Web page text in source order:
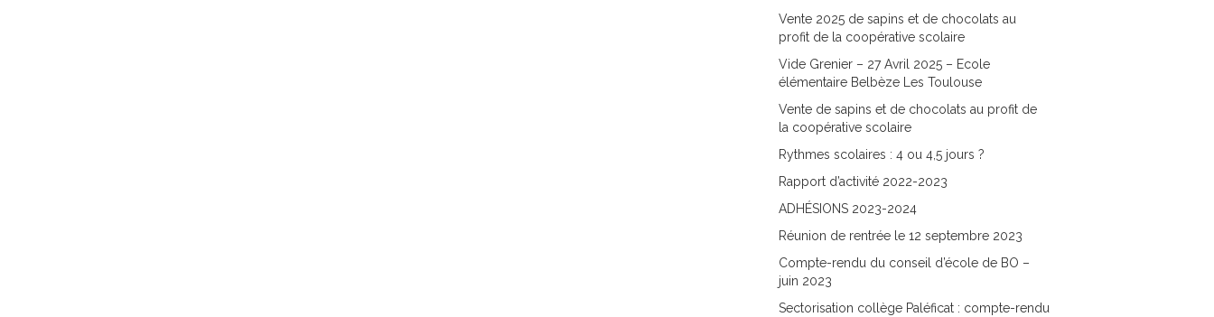
Vente 2025 de sapins et de chocolats au
profit de la coopérative scolaire
Vide Grenier – 27 Avril 2025 – Ecole
élémentaire Belbèze Les Toulouse
Vente de sapins et de chocolats au profit de
la coopérative scolaire
Rythmes scolaires : 4 ou 4,5 jours ?
Rapport d’activité 2022-2023
ADHÉSIONS 2023-2024
Réunion de rentrée le 12 septembre 2023
Compte-rendu du conseil d’école de BO –
juin 2023
Sectorisation collège Paléficat : compte-rendu